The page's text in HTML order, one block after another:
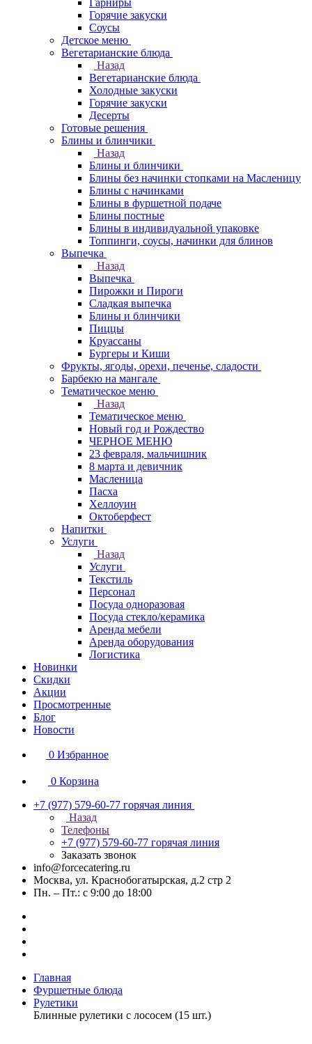
Гарниры
Горячие закуски
Соусы
Детское меню
Вегетарианские блюда
Назад
Вегетарианские блюда
Холодные закуски
Горячие закуски
Десерты
Готовые решения
Блины и блинчики
Назад
Блины и блинчики
Блины без начинки стопками на Масленицу
Блины с начинками
Блины в фуршетной подаче
Блины постные
Блины в индивидуальной упаковке
Топпинги, соусы, начинки для блинов
Выпечка
Назад
Выпечка
Пирожки и Пироги
Сладкая выпечка
Блины и блинчики
Пиццы
Круасcаны
Бургеры и Киши
Фрукты, ягоды, орехи, печенье, сладости
Барбекю на мангале
Тематическое меню
Назад
Тематическое меню
Новый год и Рождество
ЧЕРНОЕ МЕНЮ
23 февраля, мальчишник
8 марта и девичник
Масленица
Пасха
Хеллоуин
Октоберфест
Напитки
Услуги
Назад
Услуги
Текстиль
Персонал
Посуда одноразовая
Посуда стекло/керамика
Аренда мебели
Аренда оборудования
Логистика
Новинки
Скидки
Акции
Просмотренные
Блог
Новости
0 Избранное
0 Корзина
+7 (977) 579-60-77 горячая линия
Назад
Телефоны
+7 (977) 579-60-77 горячая линия
Заказать звонок
info@forcecatering.ru
Москва, ул. Краснобогатырская, д.2 стр 2
Пн. – Пт.: с 9:00 до 18:00
Главная
Фуршетные блюда
Рулетики
Блинные рулетики с лососем (15 шт.)